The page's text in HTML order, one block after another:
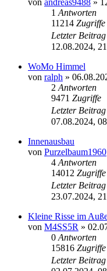
von andreas9488 »
1Antworten
11214 Zugriffe
Letzter Beitrag
12.08.2024,
WoMo Himmel
von ralph »
2Antworten
9471 Zugriffe
Letzter Beitrag
07.08.2024,
Innenausbau
von Purzelbaum1960
4Antworten
14012 Zugriffe
Letzter Beitrag
23.07.2024,
Kleine Risse im
von M4SS5R »
0Antworten
15816 Zugriffe
Letzter Beitrag